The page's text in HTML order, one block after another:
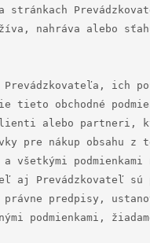
stránkach
nahráva alebo
Prevádzkovateľa, ich
tieto obchodné
klienti alebo partneri,
pre nákup
všetkými podmienkami
aj Prevádzkovateľ
predpisy,
podmienkami,